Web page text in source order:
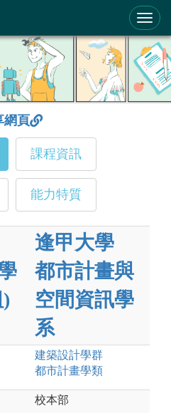
助系統
網頁
課程資訊
能力特質
逢甲大學
都市計畫與
空間資訊學
系
建築設計學群
都市計畫學類
校本部